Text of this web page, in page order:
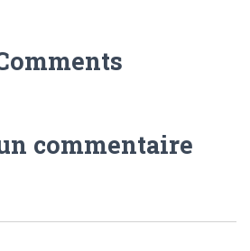
commentaire